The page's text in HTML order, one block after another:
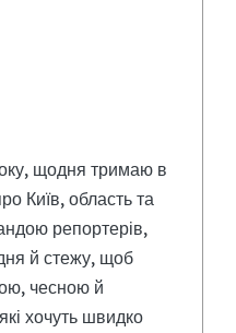
щодня тримаю в
Київ, область та
репортерів,
й стежу, щоб
чесною й
хочуть швидко